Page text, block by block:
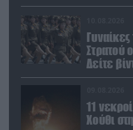
Στρατού
Δείτε
11
Χούθι